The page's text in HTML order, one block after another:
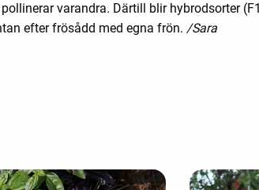
varandra. Därtill blir hybrodsorter
efter frösådd med egna frön. /Sara